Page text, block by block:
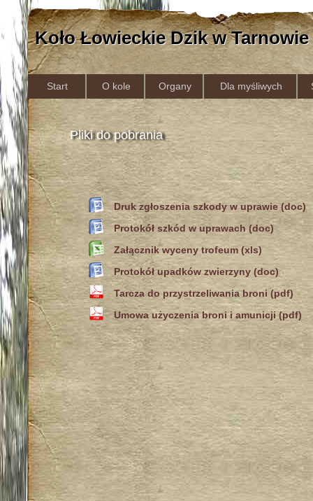
Koło Łowieckie Dzik w Tarnowie
Start O kole Organy Dla myśliwych
Pliki do pobrania
Druk zgłoszenia szkody w uprawie (doc)
Protokół szkód w uprawach (doc)
Załącznik wyceny trofeum (xls)
Protokół upadków zwierzyny (doc)
Tarcza do przystrzeliwania broni (pdf)
Umowa użyczenia broni i amunicji (pdf)